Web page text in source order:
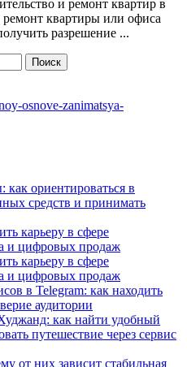
и ремонт квартир в
квартиры или офиса
разрешение ...
osnove-zanimatsya-
ориентироваться в
средств и принимать
карьеру в сфере
и цифровых продаж
карьеру в сфере
и цифровых продаж
в Telegram: как находить
аудитории
как найти удобный
путешествие через сервис
от них зависит стабильная